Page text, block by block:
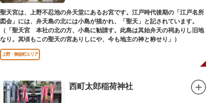
聖天宮は、上野不忍池の弁天堂にあるお宮です。江戸時代後期の「江戸名所
図会」には、弁天島の北には小島が描かれ、「聖天」と記されています。
（「聖天宮 本社の北の方、小島に勧請す。此島は其始弁天の祠ありし旧地
なり。其頃もこの聖天の宮ありしにや、今も地主の神と称せり」）
上野・御徒町エリア
西町太郎稲荷神社